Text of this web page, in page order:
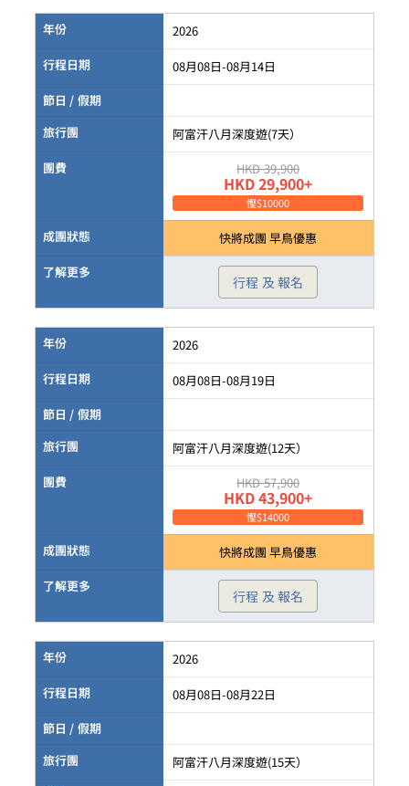
年份
2026
行程日期
08月08日-08月14日
節日 / 假期
旅行團
阿富汗八月深度遊(7天）
團費
HKD 39,900
HKD 29,900+
慳$10000
成團狀態
快將成團 早鳥優惠
了解更多
行程 及 報名
年份
2026
行程日期
08月08日-08月19日
節日 / 假期
旅行團
阿富汗八月深度遊(12天）
團費
HKD 57,900
HKD 43,900+
慳$14000
成團狀態
快將成團 早鳥優惠
了解更多
行程 及 報名
年份
2026
行程日期
08月08日-08月22日
節日 / 假期
旅行團
阿富汗八月深度遊(15天）